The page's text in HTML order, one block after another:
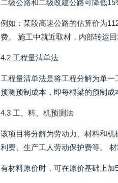
二级公路和二级改建公路可降低
例如：某段高速公路的估算价为
费。 施工中就近取材，内部转运
4.2 工程量清单法
工程量清单法是将工程分解为单
预测预制成本，即每根梁的预制成
4.3 工、料、机预测法
该项目将分解为劳动力、材料和
利费、生产工人劳动保护费等。
有材料原价时，可在原价基础上加